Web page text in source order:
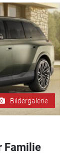
Bildergalerie
Familie